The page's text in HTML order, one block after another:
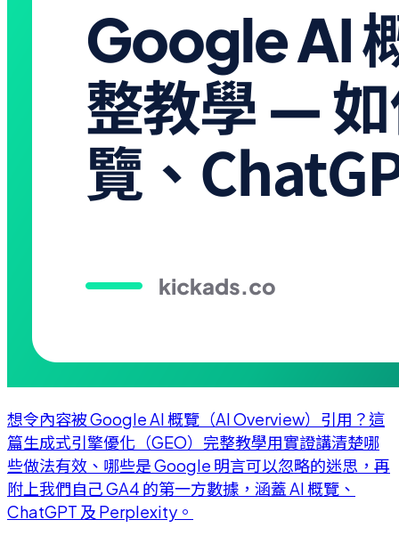
想令內容被 Google AI 概覽（AI Overview）引用？這
篇生成式引擎優化（GEO）完整教學用實證講清楚哪
些做法有效、哪些是 Google 明言可以忽略的迷思，再
附上我們自己 GA4 的第一方數據，涵蓋 AI 概覽、
ChatGPT 及 Perplexity。